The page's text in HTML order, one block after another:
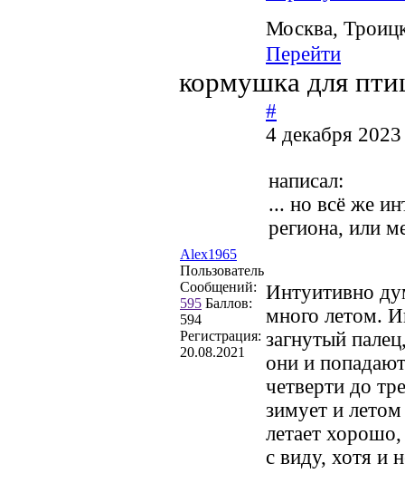
Москва,
Перейти
кормушка для
Alex1965
Пользователь
Сообщений:
595 Баллов:
594
Регистрация:
20.08.2021
#
4 декабря
написал:
... но всё же
региона, или
Интуитивно
много летом.
загнутый
они и
четверти до
зимует и
летает
с виду, хотя и